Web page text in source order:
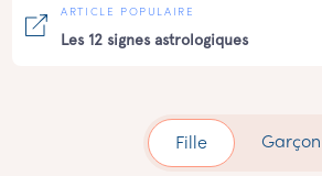
ARTICLE POPULAIRE
Les 12 signes astrologiques
Fille Garçon